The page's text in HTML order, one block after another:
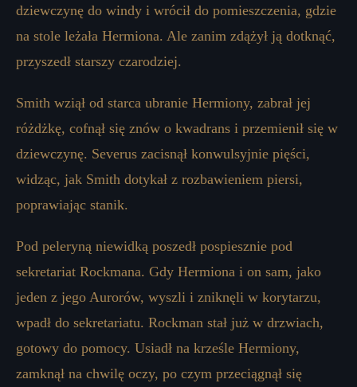
dziewczynę do windy i wrócił do pomieszczenia, gdzie
na stole leżała Hermiona. Ale zanim zdążył ją dotknąć,
przyszedł starszy czarodziej.
Smith wziął od starca ubranie Hermiony, zabrał jej
różdżkę, cofnął się znów o kwadrans i przemienił się w
dziewczynę. Severus zacisnął konwulsyjnie pięści,
widząc, jak Smith dotykał z rozbawieniem piersi,
poprawiając stanik.
Pod peleryną niewidką poszedł pospiesznie pod
sekretariat Rockmana. Gdy Hermiona i on sam, jako
jeden z jego Aurorów, wyszli i zniknęli w korytarzu,
wpadł do sekretariatu. Rockman stał już w drzwiach,
gotowy do pomocy. Usiadł na krześle Hermiony,
zamknął na chwilę oczy, po czym przeciągnął się